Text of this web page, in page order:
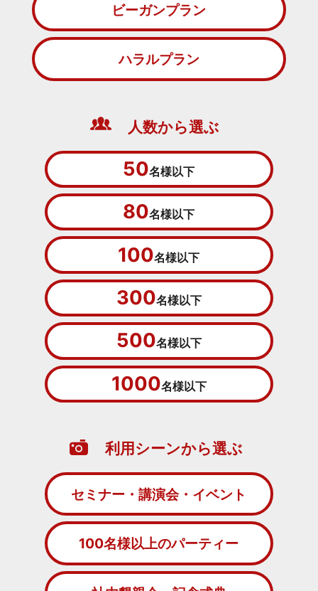
ビーガンプラン
ハラルプラン
人数から選ぶ
50名様以下
80名様以下
100名様以下
300名様以下
500名様以下
1000名様以下
利用シーンから選ぶ
セミナー・講演会・イベント
100名様以上のパーティー